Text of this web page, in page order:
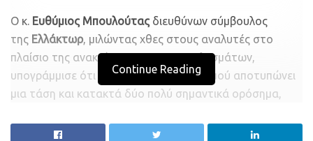
Ο κ. Ευθύμιος Μπουλούτας διευθύνων σύμβουλος
της Ελλάκτωρ, μιλώντας χθες στους αναλυτές στο
πλαίσιο της ανακοίνωσης των αποτελεσμάτων,
υπογράμμισε ότι η εικόνα του ισολογισμού αποτυπώνει
μια τάση και κατακτά δύο πολύ σημαντικά ορόσημα,
έτους δεν είναι οι πιο αντιπροσωπευτικοί.
Continue Reading